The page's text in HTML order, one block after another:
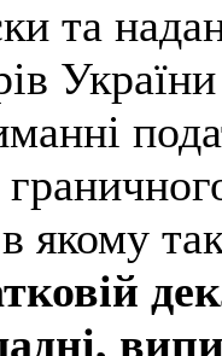
та
якому